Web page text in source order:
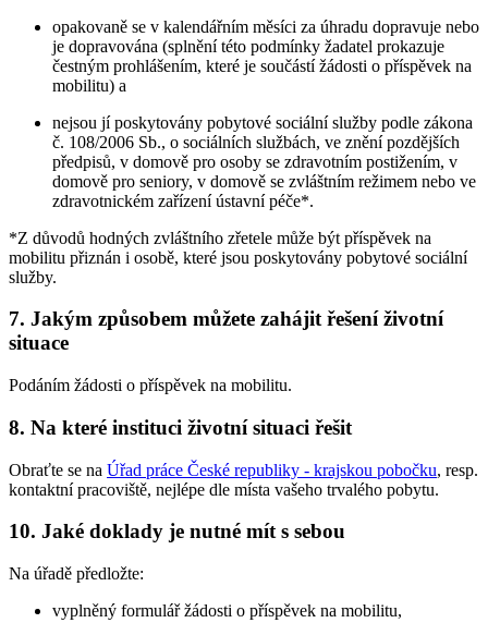
opakovaně se v kalendářním měsíci za úhradu dopravuje nebo
je dopravována (splnění této podmínky žadatel prokazuje
čestným prohlášením, které je součástí žádosti o příspěvek na
mobilitu) a
nejsou jí poskytovány pobytové sociální služby podle zákona
č. 108/2006 Sb., o sociálních službách, ve znění pozdějších
předpisů, v domově pro osoby se zdravotním postižením, v
domově pro seniory, v domově se zvláštním režimem nebo ve
zdravotnickém zařízení ústavní péče*.
*Z důvodů hodných zvláštního zřetele může být příspěvek na
mobilitu přiznán i osobě, které jsou poskytovány pobytové sociální
služby.
7. Jakým způsobem můžete zahájit řešení životní
situace
Podáním žádosti o příspěvek na mobilitu.
8. Na které instituci životní situaci řešit
Obraťte se na Úřad práce České republiky - krajskou pobočku, resp.
kontaktní pracoviště, nejlépe dle místa vašeho trvalého pobytu.
10. Jaké doklady je nutné mít s sebou
Na úřadě předložte:
vyplněný formulář žádosti o příspěvek na mobilitu,